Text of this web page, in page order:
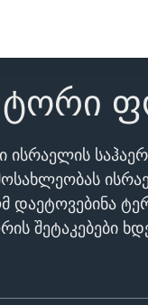
ისრაელის
დაეტოვებინა
შეტაკებები